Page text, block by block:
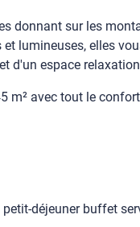
donnant sur les
lumineuses, elles
d'un espace
m² avec tout le
petit-déjeuner buffet